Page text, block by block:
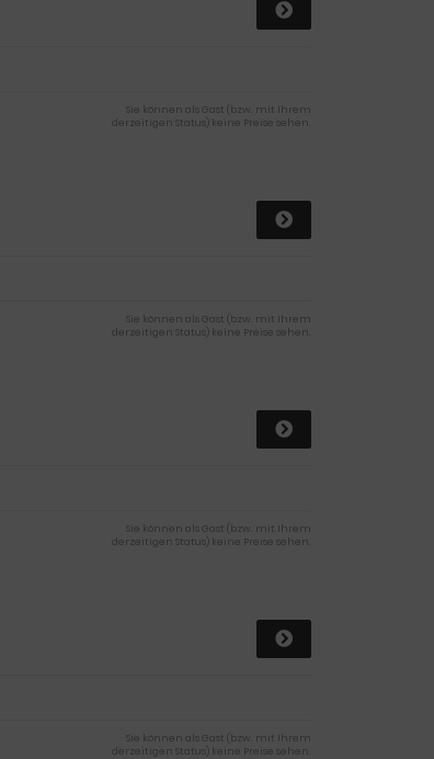
Sie können als Gast (bzw. mit Ihrem
derzeitigen Status) keine Preise sehen.
Sie können als Gast (bzw. mit Ihrem
derzeitigen Status) keine Preise sehen.
Sie können als Gast (bzw. mit Ihrem
derzeitigen Status) keine Preise sehen.
Sie können als Gast (bzw. mit Ihrem
derzeitigen Status) keine Preise sehen.